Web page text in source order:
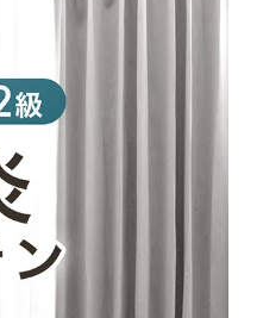
なり、地元で販売して
検索で
際に、防炎カーテンが
無く困っていたとこ
日が迫っていて無理な
な対応をして下さり、